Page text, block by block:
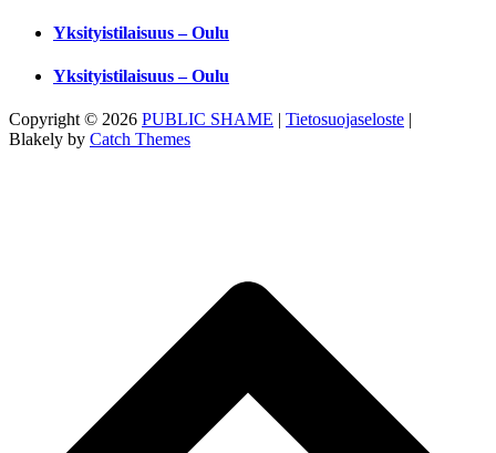
Yksityistilaisuus – Oulu
Yksityistilaisuus – Oulu
Copyright © 2026 PUBLIC SHAME | Tietosuojaseloste |
Blakely by Catch Themes